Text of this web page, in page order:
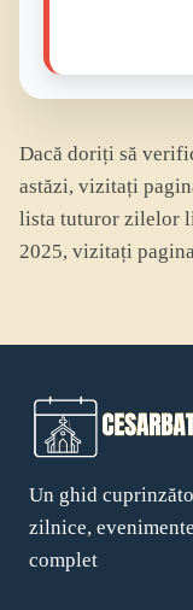
Dacă doriți să
astăzi, vizitați
lista tuturor zilelor
2025, vizitați
Un ghid
zilnice,
complet